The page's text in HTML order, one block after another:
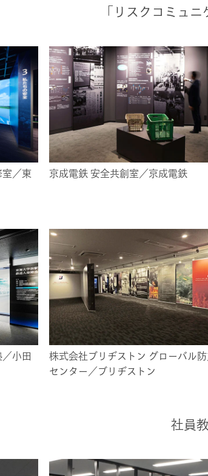
「リスクコミュ
室／東
京成電鉄 安全共創室／京成電鉄
小田
株式会社ブリヂストン グローバル防
センター／ブリヂストン
社員